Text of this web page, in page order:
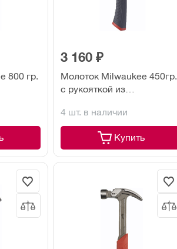
800 гр.
3 160 ₽
Молоток Milwaukee 450гр.
с рукояткой из
4 шт. в наличии
Купить